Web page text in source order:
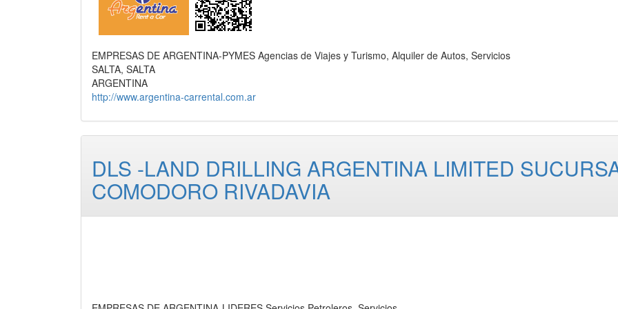
EMPRESAS DE ARGENTINA-PYMES Agencias de Viajes y Turismo, Alquiler de Autos, Servicios
SALTA, SALTA
ARGENTINA
http://www.argentina-carrental.com.ar
DLS -LAND DRILLING ARGENTINA LIMITED
COMODORO RIVADAVIA